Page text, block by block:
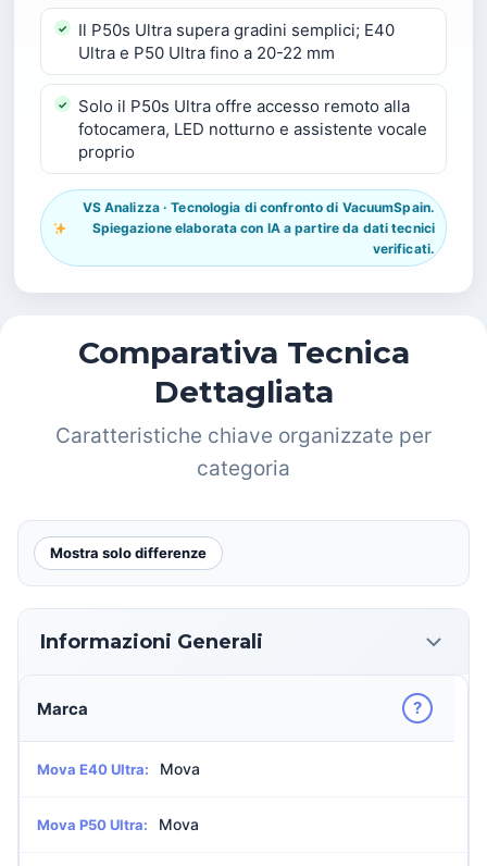
Il P50s Ultra supera gradini semplici; E40
Ultra e P50 Ultra fino a 20-22 mm
Solo il P50s Ultra offre accesso remoto alla
fotocamera, LED notturno e assistente vocale
proprio
VS Analizza · Tecnologia di confronto di VacuumSpain.
Spiegazione elaborata con IA a partire da dati tecnici
verificati.
Comparativa Tecnica
Dettagliata
Caratteristiche chiave organizzate per
categoria
Mostra solo differenze
Informazioni Generali
Marca ?
Mova E40 Ultra: Mova
Mova P50 Ultra: Mova